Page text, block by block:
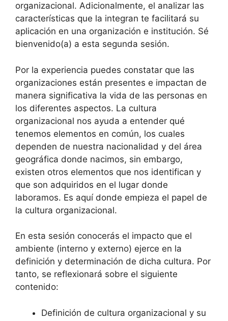
organizacional. Adicionalmente, el analizar las
características que la integran te facilitará su
aplicación en una organización e institución. Sé
bienvenido(a) a esta segunda sesión.
Por la experiencia puedes constatar que las
organizaciones están presentes e impactan de
manera significativa la vida de las personas en
los diferentes aspectos. La cultura
organizacional nos ayuda a entender qué
tenemos elementos en común, los cuales
dependen de nuestra nacionalidad y del área
geográfica donde nacimos, sin embargo,
existen otros elementos que nos identifican y
que son adquiridos en el lugar donde
laboramos. Es aquí donde empieza el papel de
la cultura organizacional.
En esta sesión conocerás el impacto que el
ambiente (interno y externo) ejerce en la
definición y determinación de dicha cultura. Por
tanto, se reflexionará sobre el siguiente
contenido:
Definición de cultura organizacional y su